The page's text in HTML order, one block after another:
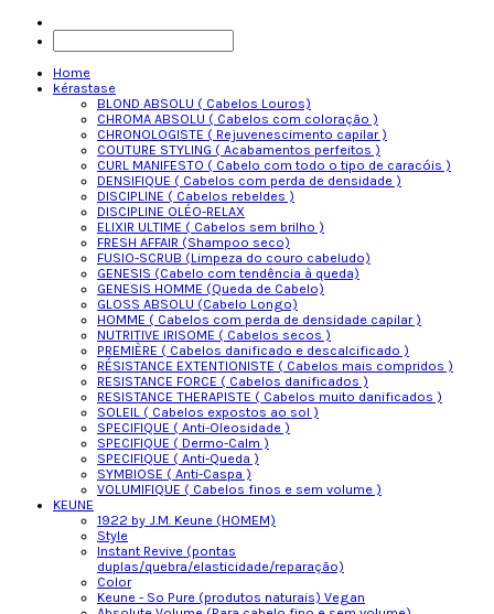
Home
kérastase
BLOND ABSOLU ( Cabelos Louros)
CHROMA ABSOLU ( Cabelos com coloração )
CHRONOLOGISTE ( Rejuvenescimento capilar )
COUTURE STYLING ( Acabamentos perfeitos )
CURL MANIFESTO ( Cabelo com todo o tipo de caracóis )
DENSIFIQUE ( Cabelos com perda de densidade )
DISCIPLINE ( Cabelos rebeldes )
DISCIPLINE OLÉO-RELAX
ELIXIR ULTIME ( Cabelos sem brilho )
FRESH AFFAIR (Shampoo seco)
FUSIO-SCRUB (Limpeza do couro cabeludo)
GENESIS (Cabelo com tendência à queda)
GENESIS HOMME (Queda de Cabelo)
GLOSS ABSOLU (Cabelo Longo)
HOMME ( Cabelos com perda de densidade capilar )
NUTRITIVE IRISOME ( Cabelos secos )
PREMIÈRE ( Cabelos danificado e descalcificado )
RÉSISTANCE EXTENTIONISTE ( Cabelos mais compridos )
RESISTANCE FORCE ( Cabelos danificados )
RESISTANCE THERAPISTE ( Cabelos muito danificados )
SOLEIL ( Cabelos expostos ao sol )
SPECIFIQUE ( Anti-Oleosidade )
SPECIFIQUE ( Dermo-Calm )
SPECIFIQUE ( Anti-Queda )
SYMBIOSE ( Anti-Caspa )
VOLUMIFIQUE ( Cabelos finos e sem volume )
KEUNE
1922 by J.M. Keune (HOMEM)
Style
Instant Revive (pontas
duplas/quebra/elasticidade/reparação)
Color
Keune - So Pure (produtos naturais) Vegan